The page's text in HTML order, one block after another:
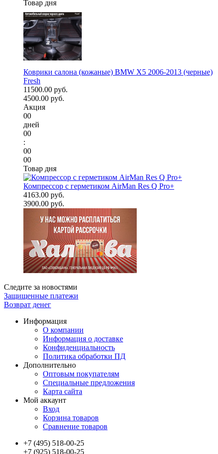
Товар дня
Коврики салона (кожаные) BMW X5 2006-2013 (черные)
Fresh
11500.00 руб.
4500.00 руб.
Акция
00
дней
00
:
00
00
Товар дня
Компрессор с герметиком AirMan Res Q Pro+
4163.00 руб.
3900.00 руб.
Следите за новостями
Защищенные платежи
Возврат денег
Информация
О компании
Информация о доставке
Конфиденциальность
Политика обработки ПД
Дополнительно
Оптовым покупателям
Специальные предложения
Карта сайта
Мой аккаунт
Вход
Корзина товаров
Сравнение товаров
+7 (495) 518-00-25
+7 (925) 518-00-25